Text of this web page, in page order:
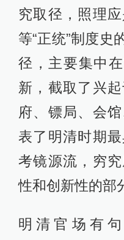
究取径，照理
等“正统”制度史
径，主要集中
新，截取了兴
府、镖局、会
表了明清时期
考镜源流，穷
性和创新性的部
明清官场有